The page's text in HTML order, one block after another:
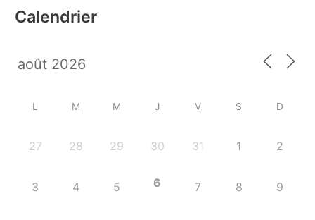
Calendrier
L M M J V S D
27 28 29 30 31 1 2
3 4 5 6 7 8 9